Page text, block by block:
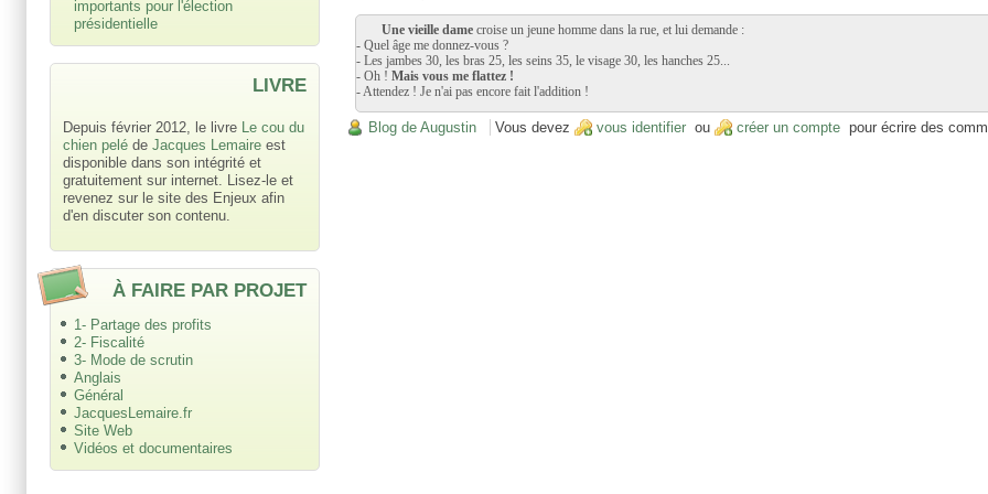
importants pour l'élection
présidentielle
LIVRE
Depuis février 2012, le livre Le cou du
chien pelé de Jacques Lemaire est
disponible dans son intégrité et
gratuitement sur internet. Lisez-le et
revenez sur le site des Enjeux afin
d'en discuter son contenu.
À FAIRE PAR PROJET
1- Partage des profits
2- Fiscalité
3- Mode de scrutin
Anglais
Général
JacquesLemaire.fr
Site Web
Vidéos et documentaires
Une vieille dame croise un jeune homme dans la rue, et lui demande :
- Quel âge me donnez-vous ?
- Les jambes 30, les bras 25, les seins 35, le visage 30, les hanches 25...
- Oh !Mais vous me flattez !
- Attendez ! Je n'ai pas encore fait l'addition !
Blog de Augustin Vous devez vous identifier ou créer un compte pour écrire des